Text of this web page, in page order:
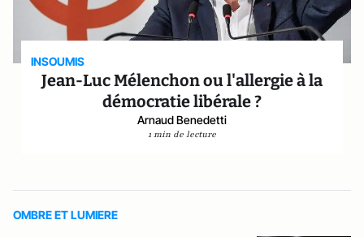
INSOUMIS
Jean-Luc Mélenchon ou l'allergie à la
démocratie libérale ?
Arnaud Benedetti
1 min de lecture
OMBRE ET LUMIERE